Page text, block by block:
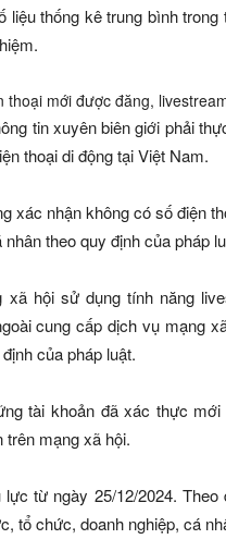
liệu thống kê trung bình
thoại mới được đăng,
tin xuyên biên giới phải
thoại di động tại Việt Nam.
xác nhận không có số điện
theo quy định của pháp
xã hội sử dụng tính năng
cung cấp dịch vụ mạng
của pháp luật.
tài khoản đã xác thực
trên mạng xã hội.
từ ngày 25/12/2024.
tổ chức, doanh nghiệp, cá